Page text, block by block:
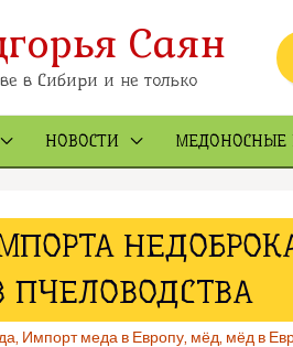
Саян
в Сибири и не только
НОВОСТИ МЕДОНОСНЫЕ
ПЧЕЛОВОДСТВА
, Импорт меда в Европу, мёд, мёд в